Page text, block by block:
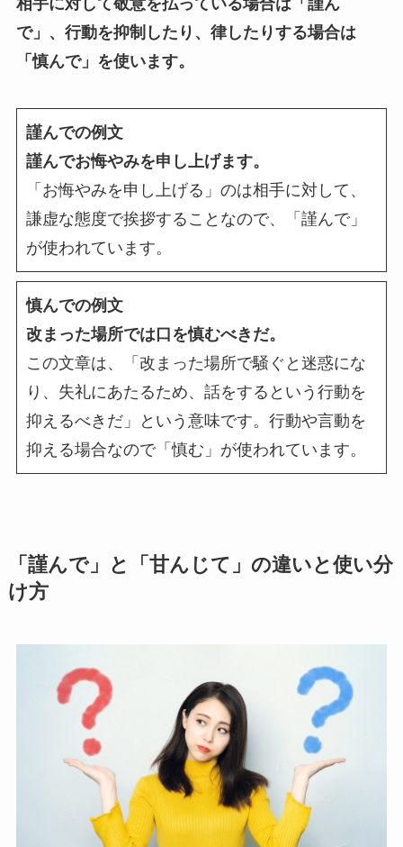
で」、行動を抑制したり、律したりする場合は
「慎んで」を使います。
謹んでの例文
謹んでお悔やみを申し上げます。
「お悔やみを申し上げる」のは相手に対して、
謙虚な態度で挨拶することなので、「謹んで」
が使われています。
慎んでの例文
改まった場所では口を慎むべきだ。
この文章は、「改まった場所で騒ぐと迷惑にな
り、失礼にあたるため、話をするという行動を
抑えるべきだ」という意味です。行動や言動を
抑える場合なので「慎む」が使われています。
「謹んで」と「甘んじて」の違いと使い分
け方